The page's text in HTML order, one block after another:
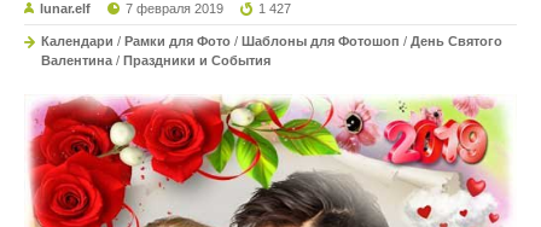
lunar.elf 7 февраля 2019 1 427
Календари / Рамки для Фото / Шаблоны для Фотошоп / День Святого
Валентина / Праздники и События